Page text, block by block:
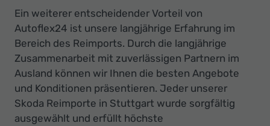
Ein weiterer entscheidender Vorteil von
Autoflex24 ist unsere langjährige Erfahrung im
Bereich des Reimports. Durch die langjährige
Zusammenarbeit mit zuverlässigen Partnern im
Ausland können wir Ihnen die besten Angebote
und Konditionen präsentieren. Jeder unserer
Skoda Reimporte in Stuttgart wurde sorgfältig
ausgewählt und erfüllt höchste